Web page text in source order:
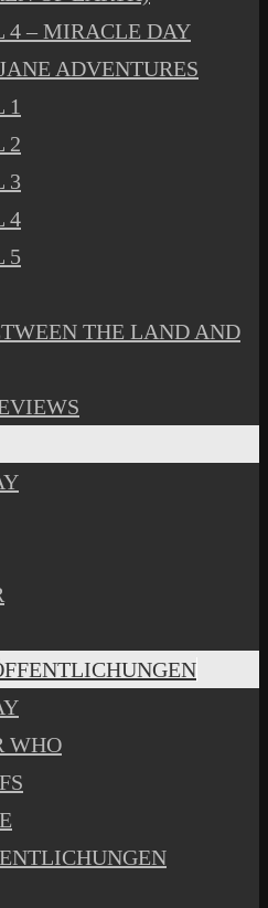
4 – MIRACLE DAY
ADVENTURES
1
2
3
4
5
THE LAND AND
WHO